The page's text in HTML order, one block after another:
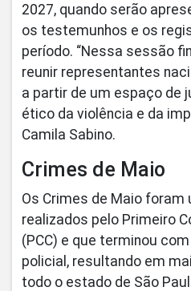
2027, quando serão
os testemunhos e os
período. “Nessa sessão
reunir representantes
a partir de um espaço de
ético da violência e da
Camila Sabino.
Crimes de Maio
Os Crimes de Maio
realizados pelo Primeiro
(PCC) e que terminou
policial, resultando em
todo o estado de São